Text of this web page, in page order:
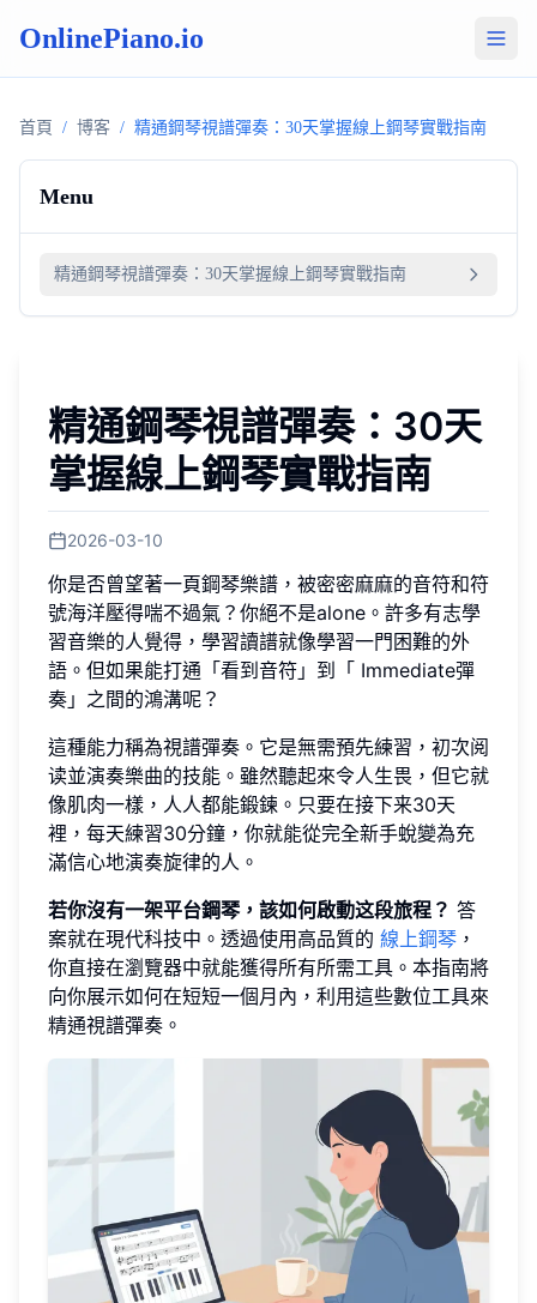
OnlinePiano.io
首頁 / 博客 / 精通鋼琴視譜彈奏：30天掌握線上鋼琴實戰指南
Menu
精通鋼琴視譜彈奏：30天掌握線上鋼琴實戰指南
精通鋼琴視譜彈奏：30天
掌握線上鋼琴實戰指南
2026-03-10
你是否曾望著一頁鋼琴樂譜，被密密麻麻的音符和符
號海洋壓得喘不過氣？你絕不是alone。許多有志學
習音樂的人覺得，學習讀譜就像學習一門困難的外
語。但如果能打通「看到音符」到「 Immediate彈
奏」之間的鴻溝呢？
這種能力稱為視譜彈奏。它是無需預先練習，初次阅
读並演奏樂曲的技能。雖然聽起來令人生畏，但它就
像肌肉一樣，人人都能鍛鍊。只要在接下来30天
裡，每天練習30分鐘，你就能從完全新手蛻變為充
滿信心地演奏旋律的人。
若你沒有一架平台鋼琴，該如何啟動这段旅程？ 答
案就在現代科技中。透過使用高品質的 線上鋼琴 ，
你直接在瀏覽器中就能獲得所有所需工具。本指南將
向你展示如何在短短一個月內，利用這些數位工具來
精通視譜彈奏。